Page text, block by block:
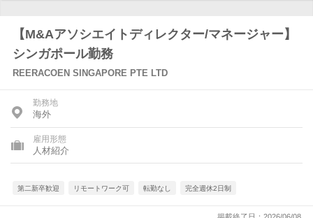
【M&Aアソシエイトディレクター/マネージャー】
シンガポール勤務
REERACOEN SINGAPORE PTE LTD
勤務地
海外
雇用形態
人材紹介
第二新卒歓迎 リモートワーク可 転勤なし 完全週休2日制